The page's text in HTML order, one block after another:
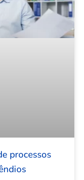
processos